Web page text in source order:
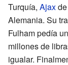
Turquía, Ajax
Alemania. Su
Fulham pedía
millones de
igualar.